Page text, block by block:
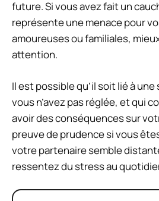
future. Si vous avez fait un
représente une menace pour
amoureuses ou familiales,
attention.
Il est possible qu’il soit lié à
vous n’avez pas réglée, et qui
avoir des conséquences sur
preuve de prudence si vous
votre partenaire semble
ressentez du stress au